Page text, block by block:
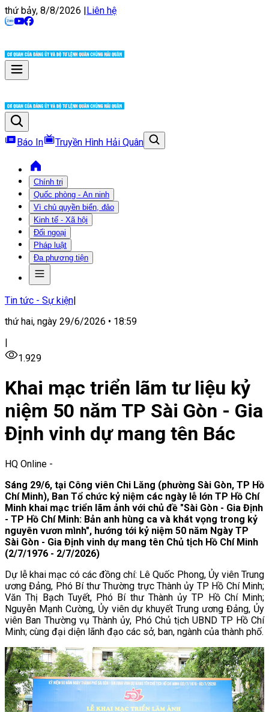
thứ bảy, 8/8/2026 |Liên hệ
Báo In Truyền Hình Hải Quân
Chính trị
Quốc phòng - An ninh
Vì chủ quyền biển, đảo
Kinh tế - Xã hội
Đối ngoại
Pháp luật
Đa phương tiện
Tin tức - Sự kiện|
thứ hai, ngày 29/6/2026 • 18:59
|
1.929
Khai mạc triển lãm tư liệu kỷ
niệm 50 năm TP Sài Gòn - Gia
Định vinh dự mang tên Bác
HQ Online -
Sáng 29/6, tại Công viên Chi Lăng (phường Sài Gòn, TP Hồ
Chí Minh), Ban Tổ chức kỷ niệm các ngày lễ lớn TP Hồ Chí
Minh khai mạc triển lãm ảnh với chủ đề "Sài Gòn - Gia Định
- TP Hồ Chí Minh: Bản anh hùng ca và khát vọng trong kỷ
nguyên vươn mình", hướng tới kỷ niệm 50 năm Ngày TP
Sài Gòn - Gia Định vinh dự mang tên Chủ tịch Hồ Chí Minh
(2/7/1976 - 2/7/2026)
Dự lễ khai mạc có các đồng chí: Lê Quốc Phong, Ủy viên Trung
ương Đảng, Phó Bí thư Thường trực Thành ủy TP Hồ Chí Minh;
Văn Thị Bạch Tuyết, Phó Bí thư Thành ủy TP Hồ Chí Minh;
Nguyễn Mạnh Cường, Ủy viên dự khuyết Trung ương Đảng, Ủy
viên Ban Thường vụ Thành ủy, Phó Chủ tịch UBND TP Hồ Chí
Minh; cùng đại diện lãnh đạo các sở, ban, ngành của thành phố.